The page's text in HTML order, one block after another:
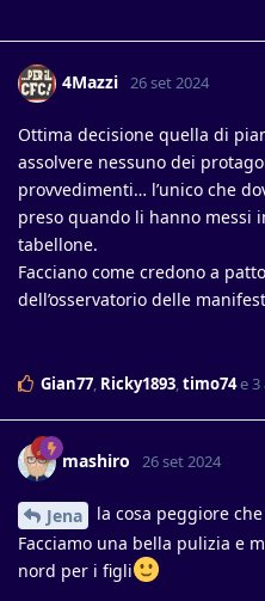
4Mazzi 26 set 2024
Ottima decisione quella di
assolvere nessuno dei
provvedimenti… l’unico che
preso quando li hanno messi
tabellone.
Facciano come credono a
dell’osservatorio delle
Gian77, Ricky1893,timo74e3
mashiro 26 set 2024
Jena
la cosa peggiore
Facciamo una bella pulizia e
nord per i figli